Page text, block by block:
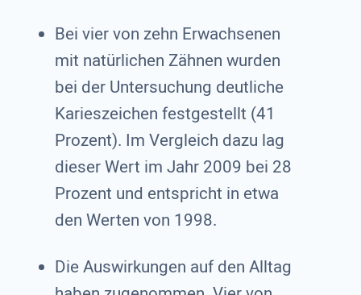
Bei vier von zehn Erwachsenen
mit natürlichen Zähnen wurden
bei der Untersuchung deutliche
Karieszeichen festgestellt (41
Prozent). Im Vergleich dazu lag
dieser Wert im Jahr 2009 bei 28
Prozent und entspricht in etwa
den Werten von 1998.
Die Auswirkungen auf den Alltag